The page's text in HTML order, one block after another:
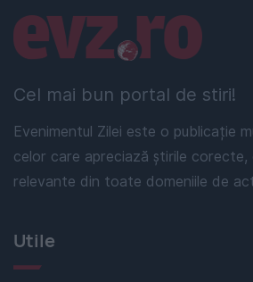
Cel mai bun portal de stiri!
Evenimentul Zilei este o publicație
celor care apreciază știrile corecte,
relevante din toate domeniile de
Linkuri utile
Utile